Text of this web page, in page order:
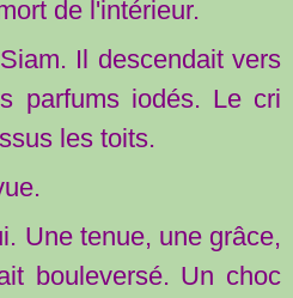
de l'intérieur.
Il descendait vers
parfums iodés. Le cri
les toits.
Une tenue, une grâce,
bouleversé. Un choc